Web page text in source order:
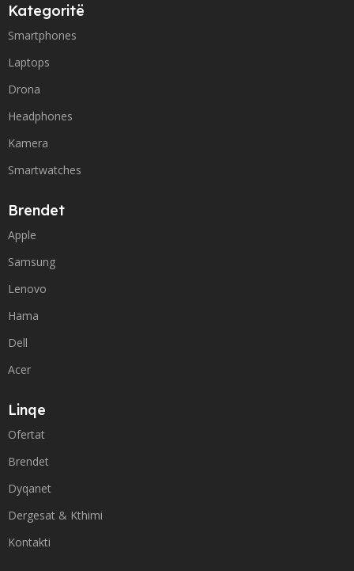
Kategoritë
Smartphones
Laptops
Drona
Headphones
Kamera
Smartwatches
Brendet
Apple
Samsung
Lenovo
Hama
Dell
Acer
Linqe
Ofertat
Brendet
Dyqanet
Dergesat & Kthimi
Kontakti